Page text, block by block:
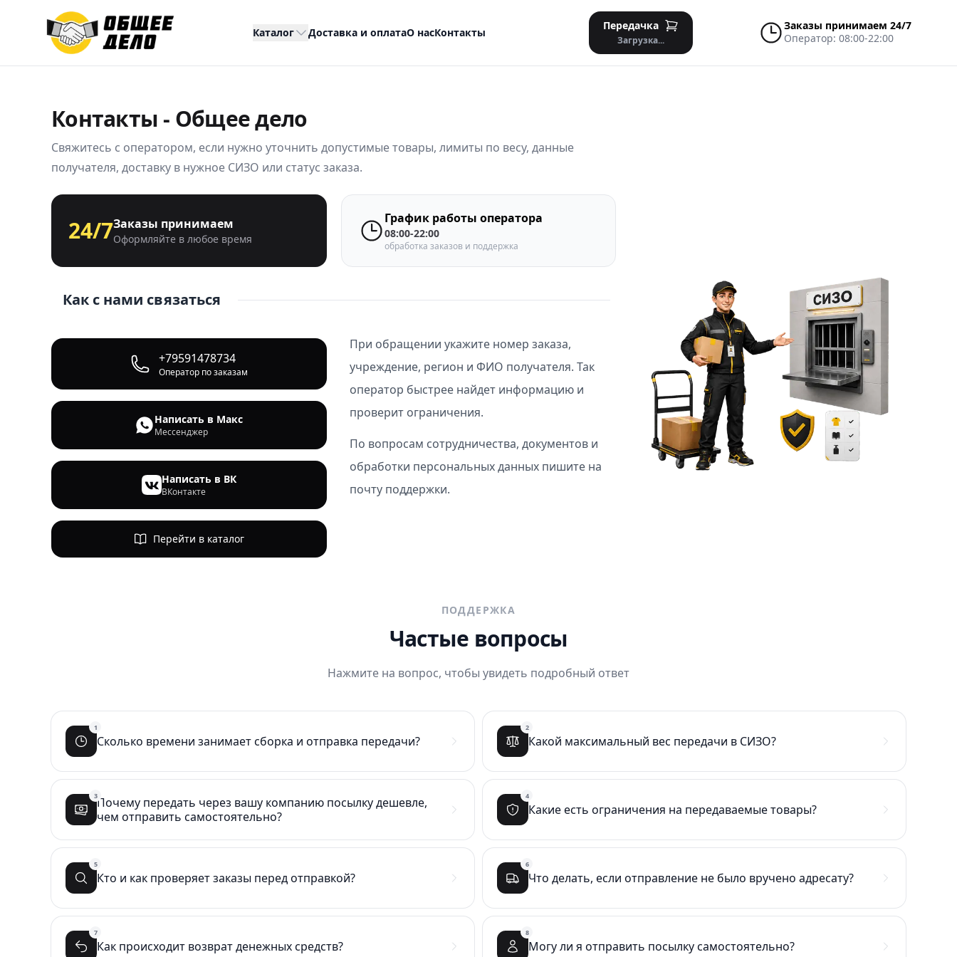
Каталог Доставка и оплатаО насКонтакты
Передачка
Загрузка...
Заказы принимаем 24/7
Оператор: 08:00-22:00
Контакты - Общее дело
Свяжитесь с оператором, если нужно уточнить допустимые товары, лимиты по весу, данные
получателя, доставку в нужное СИЗО или статус заказа.
24/7Заказы принимаем
Оформляйте в любое время
График работы оператора
08:00-22:00
обработка заказов и поддержка
Как с нами связаться
+79591478734
Оператор по заказам
Написать в Макс
Мессенджер
Написать в ВК
ВКонтакте
Перейти в каталог
При обращении укажите номер заказа,
учреждение, регион и ФИО получателя. Так
оператор быстрее найдет информацию и
проверит ограничения.
По вопросам сотрудничества, документов и
обработки персональных данных пишите на
почту поддержки.
ПОДДЕРЖКА
Частые вопросы
Нажмите на вопрос, чтобы увидеть подробный ответ
1
Сколько времени занимает сборка и отправка передачи?
2
Какой максимальный вес передачи в СИЗО?
3Почему передать через вашу компанию посылку дешевле,
чем отправить самостоятельно?
4
Какие есть ограничения на передаваемые товары?
5
Кто и как проверяет заказы перед отправкой?
6
Что делать, если отправление не было вручено адресату?
7
Как происходит возврат денежных средств?
8
Могу ли я отправить посылку самостоятельно?